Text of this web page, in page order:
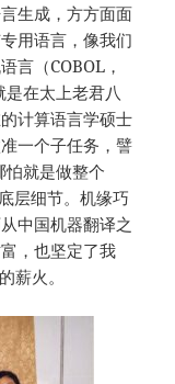
生成，方方面面
用语言，像我们
言（COBOL，
在太上老君八
计算语言学硕士
一个子任务，譬
怕就是做整个
层细节。机缘巧
中国机器翻译之
，也坚定了我
薪火。